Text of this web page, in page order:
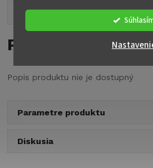
Popis produktu
Podrobný popis
Popis produktu nie je dostupný
Parametre produktu
Diskusia